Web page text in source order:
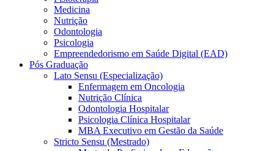
Medicina
Nutrição
Odontologia
Psicologia
Empreendedorismo em Saúde Digital (EAD)
Pós Graduação
Lato Sensu (Especialização)
Enfermagem em Oncologia
Nutrição Clínica
Odontologia Hospitalar
Psicologia Clínica Hospitalar
MBA Executivo em Gestão da Saúde
Stricto Sensu (Mestrado)